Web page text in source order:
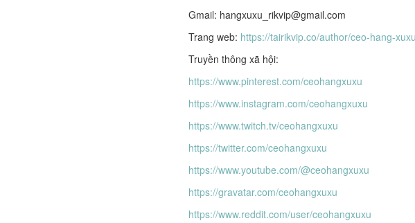
Gmail: hangxuxu_rikvip@gmail.com
Trang web: https://tairikvip.co/author/ceo-hang-xuxu
Truyền thông xã hội:
https://www.pinterest.com/ceohangxuxu
https://www.instagram.com/ceohangxuxu
https://www.twitch.tv/ceohangxuxu
https://twitter.com/ceohangxuxu
https://www.youtube.com/@ceohangxuxu
https://gravatar.com/ceohangxuxu
https://www.reddit.com/user/ceohangxuxu